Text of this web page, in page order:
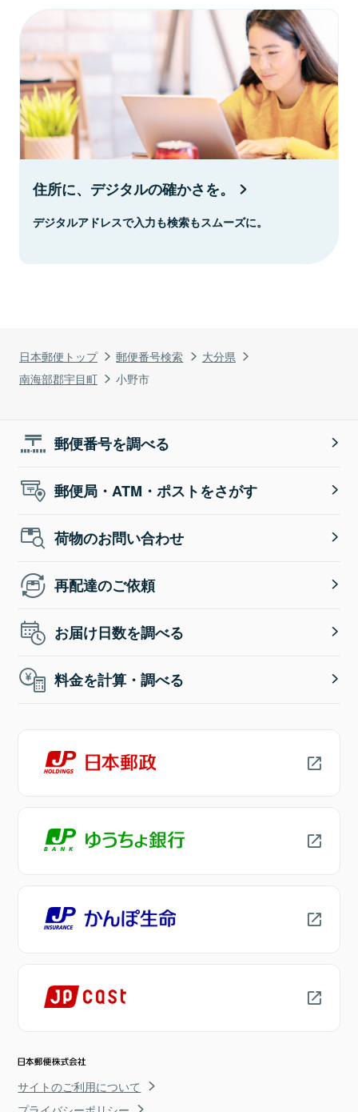
日本郵便トップ 郵便番号検索
大分県
南海部郡宇目町
小野市
住所に、デジタルの確かさを。
デジタルアドレスで入力も検索もスムーズに。
郵便番号を調べる
郵便局・ATM・ポストをさがす
荷物のお問い合わせ
再配達のご依頼
お届け日数を調べる
料金を計算・調べる
サイトのご利用について